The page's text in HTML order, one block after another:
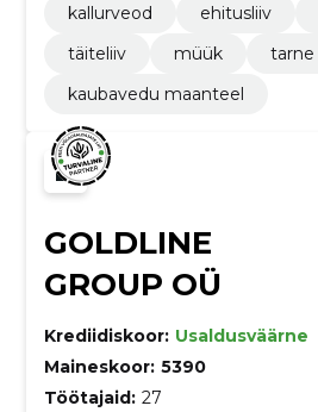
kallurveod
ehitusliiv
täiteliiv
müük
tarne
kaubavedu maanteel
GOLDLINE
GROUP OÜ
Krediidiskoor: Usaldusväärne
Maineskoor: 5390
Töötajaid: 27